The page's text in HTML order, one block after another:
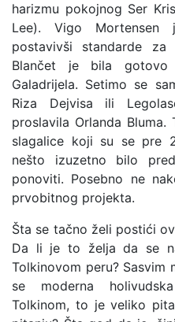
harizmu pokojnog Ser
Lee). Vigo Mortensen
postavivši standarde
Blančet je bila gotovo
Galadrijela. Setimo se
Riza Dejvisa ili
proslavila Orlanda
slagalice koji su se pre
nešto izuzetno bilo
ponoviti. Posebno ne
prvobitnog projekta.
Šta se tačno želi postići
Da li je to želja da se
Tolkinovom peru?
se moderna
Tolkinom, to je veliko